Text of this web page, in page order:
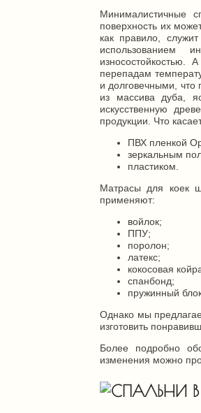
Минималистичные
поверхность их
как правило,
использованием
износостойкостью.
перепадам
и долговечными, что
из массива дуба,
искусственную
продукции. Что
ПВХ пленкой
зеркальным
пластиком.
Матрасы для коек
применяют:
войлок;
ППУ;
поролон;
латекс;
кокосовая
спанбонд;
пружинный
Однако мы
изготовить
Более подробно
изменения можно